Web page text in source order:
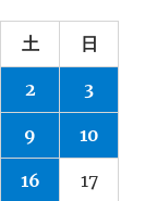
土 日
2 3
9 10
16 17